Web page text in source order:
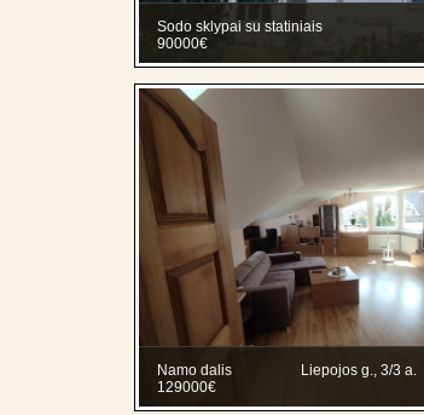
Sodo sklypai su statiniais
90000€
Namo dalis
Liepojos g., 3/3 a.
129000€